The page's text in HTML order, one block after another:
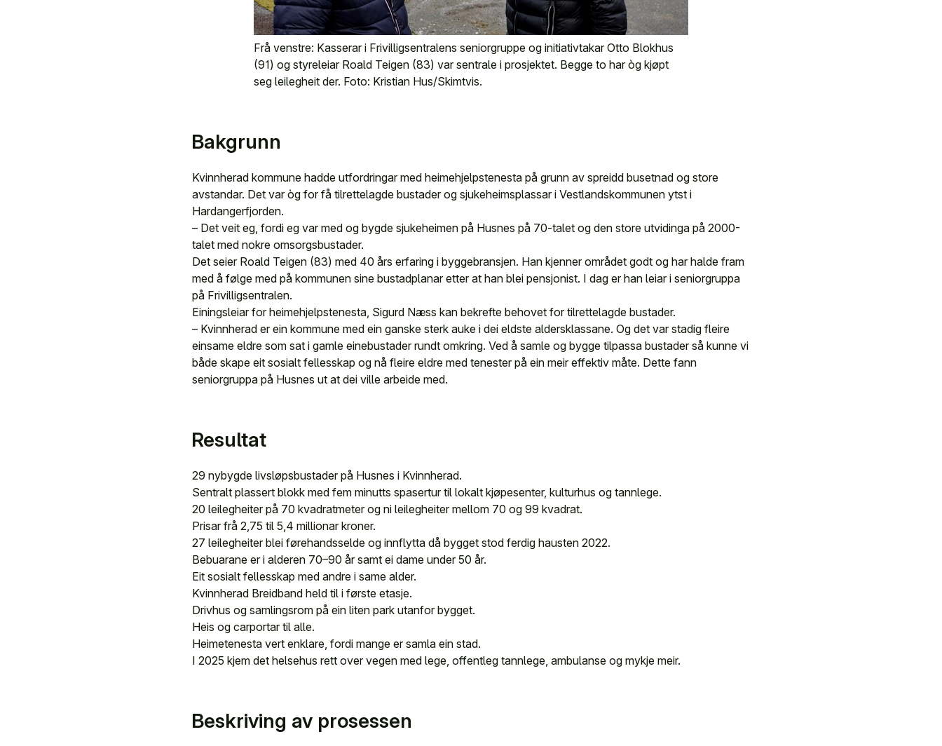
Frå venstre: Kasserar i Frivilligsentralens seniorgruppe og initiativtakar Otto Blokhus
(91) og styreleiar Roald Teigen (83) var sentrale i prosjektet. Begge to har òg kjøpt
seg leilegheit der. Foto: Kristian Hus/Skimtvis.
Bakgrunn
Kvinnherad kommune hadde utfordringar med heimehjelpstenesta på grunn av spreidd busetnad og store
avstandar. Det var òg for få tilrettelagde bustader og sjukeheimsplassar i Vestlandskommunen ytst i
Hardangerfjorden.
– Det veit eg, fordi eg var med og bygde sjukeheimen på Husnes på 70-talet og den store utvidinga på 2000-
talet med nokre omsorgsbustader.
Det seier Roald Teigen (83) med 40 års erfaring i byggebransjen. Han kjenner området godt og har halde fram
med å følge med på kommunen sine bustadplanar etter at han blei pensjonist. I dag er han leiar i seniorgruppa
på Frivilligsentralen.
Einingsleiar for heimehjelpstenesta, Sigurd Næss kan bekrefte behovet for tilrettelagde bustader.
– Kvinnherad er ein kommune med ein ganske sterk auke i dei eldste aldersklassane. Og det var stadig fleire
einsame eldre som sat i gamle einebustader rundt omkring. Ved å samle og bygge tilpassa bustader så kunne vi
både skape eit sosialt fellesskap og nå fleire eldre med tenester på ein meir effektiv måte. Dette fann
seniorgruppa på Husnes ut at dei ville arbeide med.
Resultat
29 nybygde livsløpsbustader på Husnes i Kvinnherad.
Sentralt plassert blokk med fem minutts spasertur til lokalt kjøpesenter, kulturhus og tannlege.
20 leilegheiter på 70 kvadratmeter og ni leilegheiter mellom 70 og 99 kvadrat.
Prisar frå 2,75 til 5,4 millionar kroner.
27 leilegheiter blei førehandsselde og innflytta då bygget stod ferdig hausten 2022.
Bebuarane er i alderen 70–90 år samt ei dame under 50 år.
Eit sosialt fellesskap med andre i same alder.
Kvinnherad Breidband held til i første etasje.
Drivhus og samlingsrom på ein liten park utanfor bygget.
Heis og carportar til alle.
Heimetenesta vert enklare, fordi mange er samla ein stad.
I 2025 kjem det helsehus rett over vegen med lege, offentleg tannlege, ambulanse og mykje meir.
Beskriving av prosessen